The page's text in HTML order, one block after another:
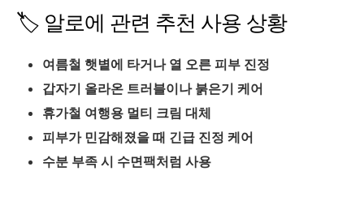
🏷️ 알로에 관련 추천 사용 상황
여름철 햇볕에 타거나 열 오른 피부 진정
갑자기 올라온 트러블이나 붉은기 케어
휴가철 여행용 멀티 크림 대체
피부가 민감해졌을 때 긴급 진정 케어
수분 부족 시 수면팩처럼 사용